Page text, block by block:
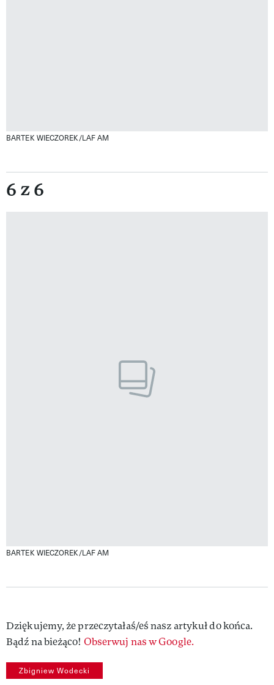
BARTEK WIECZOREK/LAF AM
6 z 6
BARTEK WIECZOREK/LAF AM
Dziękujemy, że przeczytałaś/eś nasz artykuł do końca.
Bądź na bieżąco! Obserwuj nas w Google.
Zbigniew Wodecki